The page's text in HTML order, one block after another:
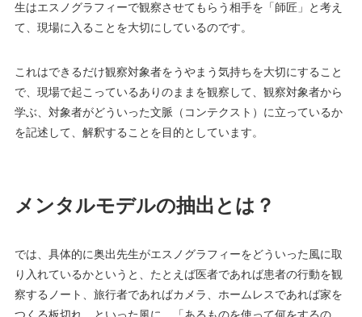
生はエスノグラフィーで観察させてもらう相手を「師匠」と考え
て、現場に入ることを大切にしているのです。
これはできるだけ観察対象者をうやまう気持ちを大切にすること
で、現場で起こっているありのままを観察して、観察対象者から
学ぶ、対象者がどういった文脈（コンテクスト）に立っているか
を記述して、解釈することを目的としています。
メンタルモデルの抽出とは？
では、具体的に奥出先生がエスノグラフィーをどういった風に取
り入れているかというと、たとえば医者であれば患者の行動を観
察するノート、旅行者であればカメラ、ホームレスであれば家を